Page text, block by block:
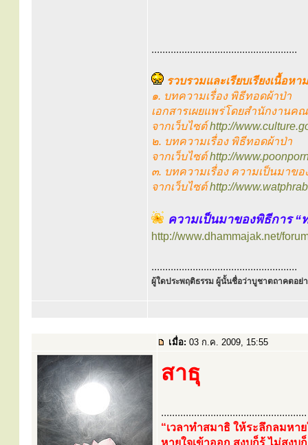
.....................................................
รวบรวมและเรียบเรียงเนื้อหา
๑. บทความเรื่อง พิธีทอดผ้าป่า
เอกสารเผยแพร่โดยสำนักงาน
จากเว็บไซต์http://
๒. บทความเรื่อง พิธีทอดผ้าป่า
จากเว็บไซต์http://
๓. บทความเรื่อง ความเป็นมาข
จากเว็บไซต์http://
ความเป็นมาของพิธีการ “
http://www.dhammajak.net/
.....................................................
ผู้ใดประพฤติธรรม ผู้นั้นชื่อว่าบูชาตถาคตอย่า
เมื่อ: 03 ก.ค. 2009, 15:55
สาธุ
.....................................................
“เวลาทำสมาธิ ให้ระลึกลมหา
หายใจเข้าออก สงบก็รู้ ไม่สงบ